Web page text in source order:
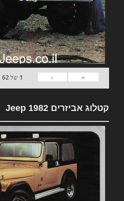
«
‹
1 של62
קטלוג אביזרים 1982 Jeep